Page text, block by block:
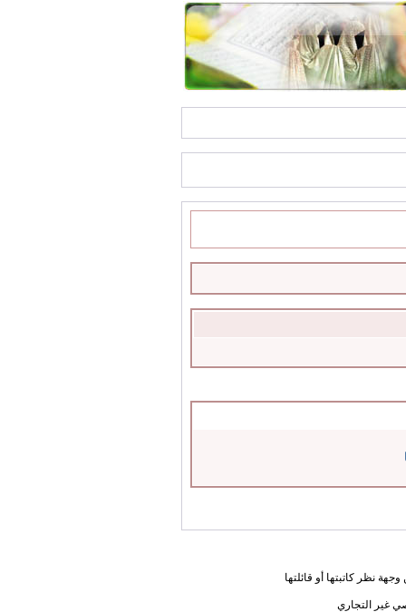
نظر كاتبتها أو قائلتها
غير التجاري